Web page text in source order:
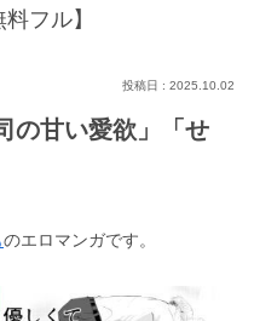
フル】
2025.10.02
の甘い愛欲」「せ
のエロマンガです。